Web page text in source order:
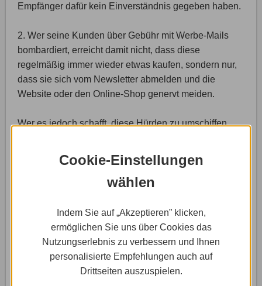
Cookie-Einstellungen
wählen
Indem Sie auf „Akzeptieren” klicken,
ermöglichen Sie uns über Cookies das
Nutzungserlebnis zu verbessern und Ihnen
personalisierte Empfehlungen auch auf
Drittseiten auszuspielen.
Empfänger dafür kein Einverständnis gegeben haben.
2. Wer seine Kunden über Gebühr mit Werbe-Mails
bombardiert, erreicht damit nicht, dass diese
regelmäßig immer wieder etwas kaufen, sondern nur,
dass sie sich vom Newsletter abmelden und die
Website oder den Online-Shop genervt meiden.
Wer es jedoch schafft, diese Hürden zu umschiffen,
Baukästen
Grundsätzlich kann jeder Website-Betreiber E-Mail-
Marketing als Werbemittel einsetzen. Egal, ob es sich
bei der Website um ein News-Portal oder einen